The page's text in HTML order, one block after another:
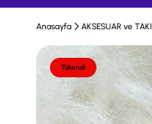
Anasayfa AKSESUAR ve TAKI
Tükendi